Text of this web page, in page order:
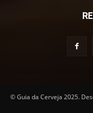
© Guia da Cerveja 2025.